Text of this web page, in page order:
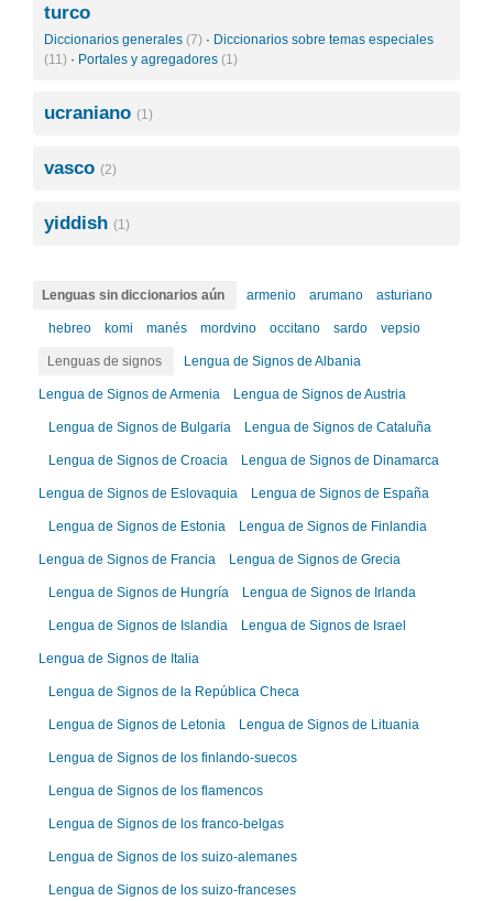
turco
Diccionarios generales (7) · Diccionarios sobre temas especiales
(11) · Portales y agregadores (1)
ucraniano (1)
vasco (2)
yiddish (1)
Lenguas sin diccionarios aún armenio arumano asturiano
hebreo komi manés mordvino occitano sardo vepsio
Lenguas de signos Lengua de Signos de Albania
Lengua de Signos de Armenia Lengua de Signos de Austria
Lengua de Signos de Bulgaria Lengua de Signos de Cataluña
Lengua de Signos de Croacia Lengua de Signos de Dinamarca
Lengua de Signos de Eslovaquia Lengua de Signos de España
Lengua de Signos de Estonia Lengua de Signos de Finlandia
Lengua de Signos de Francia Lengua de Signos de Grecia
Lengua de Signos de Hungría Lengua de Signos de Irlanda
Lengua de Signos de Islandia Lengua de Signos de Israel
Lengua de Signos de Italia
Lengua de Signos de la República Checa
Lengua de Signos de Letonia Lengua de Signos de Lituania
Lengua de Signos de los finlando-suecos
Lengua de Signos de los flamencos
Lengua de Signos de los franco-belgas
Lengua de Signos de los suizo-alemanes
Lengua de Signos de los suizo-franceses